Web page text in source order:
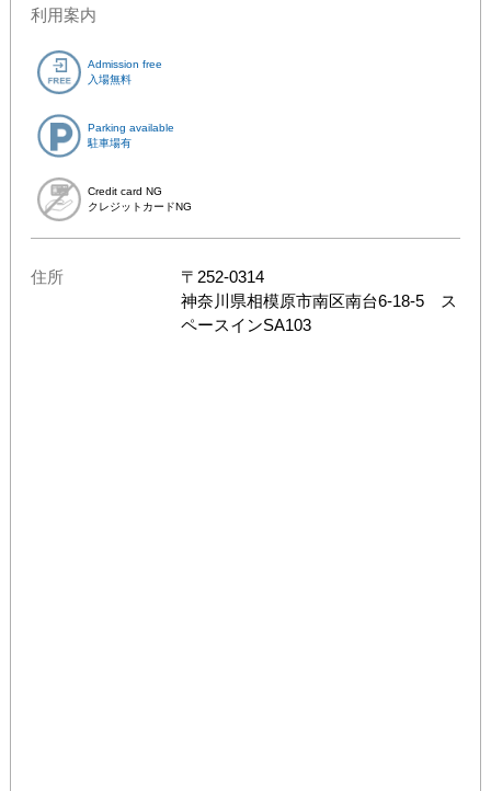
利用案内
Admission free
入場無料
Parking available
駐車場有
Credit card NG
クレジットカードNG
住所 〒 252-0314
神奈川県相模原市南区南台6-18-5 ス
ペースインSA103